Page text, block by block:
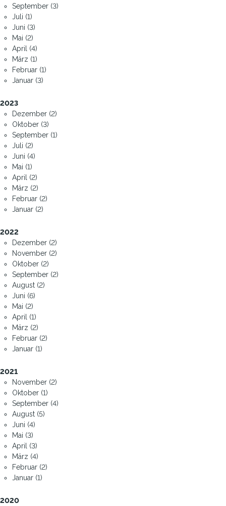
September (3)
Juli (1)
Juni (3)
Mai (2)
April (4)
März (1)
Februar (1)
Januar (3)
2023
Dezember (2)
Oktober (3)
September (1)
Juli (2)
Juni (4)
Mai (1)
April (2)
März (2)
Februar (2)
Januar (2)
2022
Dezember (2)
November (2)
Oktober (2)
September (2)
August (2)
Juni (6)
Mai (2)
April (1)
März (2)
Februar (2)
Januar (1)
2021
November (2)
Oktober (1)
September (4)
August (5)
Juni (4)
Mai (3)
April (3)
März (4)
Februar (2)
Januar (1)
2020